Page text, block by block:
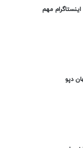
مهم
دپو